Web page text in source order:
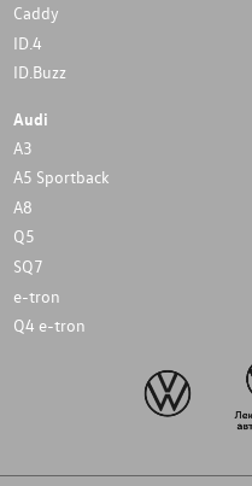
Caddy
ID.4
ID.Buzz
Audi
A3
A5 Sportback
A8
Q5
SQ7
e-tron
Q4 e-tron